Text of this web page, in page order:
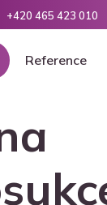
+420 465 423 010
Reference